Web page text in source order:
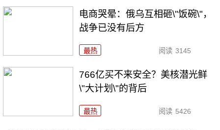
电商哭晕：俄乌互相砸\"饭碗\"，
战争已没有后方
最热 阅读 3145
766亿买不来安全？美核潜光鲜
\"大计划\"的背后
最热 阅读 5426